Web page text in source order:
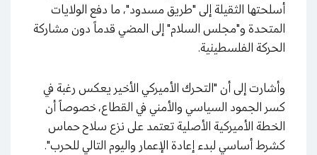
أسلحتها الثقيلة إلى "طريق مسدود"، ما دفع الولايات
المتحدة و"مجلس السلام" إلى المضي قدماً دون مشاركة
الحركة الفلسطينية.
وأشارت إلى أن "التحرك الأميركي الأخير يعكس رغبة في
كسر الجمود السياسي والأمني في القطاع، خصوصاً أن
الخطة الأميركية الأصلية تعتمد على نزع سلاح حماس
كشرط أساسي لبدء إعادة الإعمار واليوم التالي للحرب".